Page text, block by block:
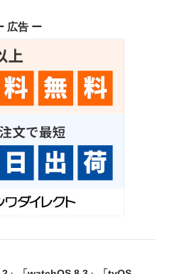
広告 ー